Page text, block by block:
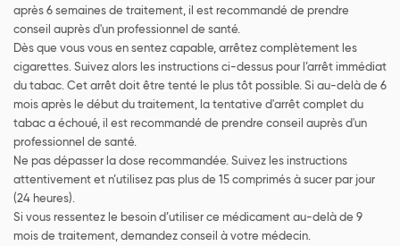
après 6 semaines de traitement, il est recommandé de prendre
conseil auprès d'un professionnel de santé.
Dès que vous vous en sentez capable, arrêtez complètement les
cigarettes. Suivez alors les instructions ci-dessus pour l’arrêt immédiat
du tabac. Cet arrêt doit être tenté le plus tôt possible. Si au-delà de 6
mois après le début du traitement, la tentative d'arrêt complet du
tabac a échoué, il est recommandé de prendre conseil auprès d'un
professionnel de santé.
Ne pas dépasser la dose recommandée. Suivez les instructions
attentivement et n’utilisez pas plus de 15 comprimés à sucer par jour
(24 heures).
Si vous ressentez le besoin d’utiliser ce médicament au-delà de 9
mois de traitement, demandez conseil à votre médecin.